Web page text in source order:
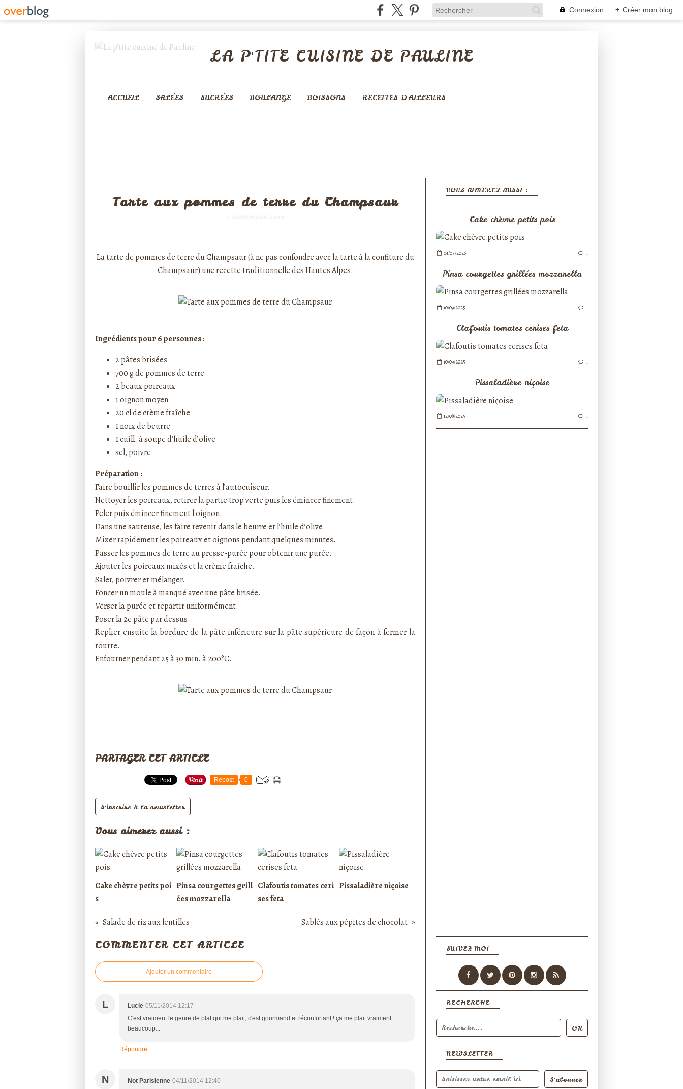
Connexion + Créer mon blog
LA P'TITE CUISINE DE PAULINE
ACCUEIL SALÉES SUCRÉES BOULANGE BOISSONS RECETTES D'AILLEURS
Tarte aux pommes de terre du Champsaur
3 NOVEMBRE 2014
Latarte de pommes de terre du Champsaur(à ne pas confondre avec latarte à la confiture du
Champsaur) une recette traditionnelle des Hautes Alpes.
Ingrédients pour 6 personnes :
2 pâtes brisées
700 g de pommes de terre
2 beaux poireaux
1 oignon moyen
20 cl de crème fraîche
1 noix de beurre
1 cuill. à soupe d’huile d’olive
sel, poivre
Préparation :
Faire bouillir les pommes de terres à l’autocuiseur.
Nettoyer les poireaux, retirer la partie trop verte puis les émincer finement.
Peler puis émincer finement l'oignon.
Dans une sauteuse, les faire revenir dans le beurre et l’huile d’olive.
Mixer rapidement les poireaux et oignons pendant quelques minutes.
Passer les pommes de terre au presse-purée pour obtenir une purée.
Ajouter les poireaux mixés et la crèmefraîche.
Saler, poivrer et mélanger.
Foncer un moule à manqué avec une pâte brisée.
Verser la purée et repartir uniformément.
Poser la 2e pâte par dessus.
Replier ensuite la bordure de la pâte inférieure sur la pâte supérieure de façon à fermer la
tourte.
Enfourner pendant 25 à 30 min. à 200°C.
PARTAGER CET ARTICLE
Repost 0
S'inscrire à la newsletter
Vous aimerez aussi :
Cake chèvre petits poi
s
Pinsa courgettes grill
ées mozzarella
Clafoutis tomates ceri
ses feta
Pissaladière niçoise
Salade de riz aux lentilles Sablés aux pépites de chocolat
COMMENTER CET ARTICLE
Ajouter un commentaire
L Lucie 05/11/2014 12:17
C'est vraiment le genre de plat qui me plait, c'est gourmand et réconfortant ! ça me plait vraiment
beaucoup...
Répondre
N Not Parisienne 04/11/2014 12:40
NEWSLETTER
SUIVEZ-MOI
RECHERCHE
VOUS AIMEREZ AUSSI :
Cake chèvre petits pois
04/05/2026 …
Pinsa courgettes grillées mozzarella
10/09/2025 …
Clafoutis tomates cerises feta
10/09/2025 …
Pissaladière niçoise
12/08/2025 …